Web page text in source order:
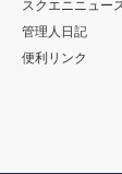
スクエニニュー
管理人日記
便利リンク